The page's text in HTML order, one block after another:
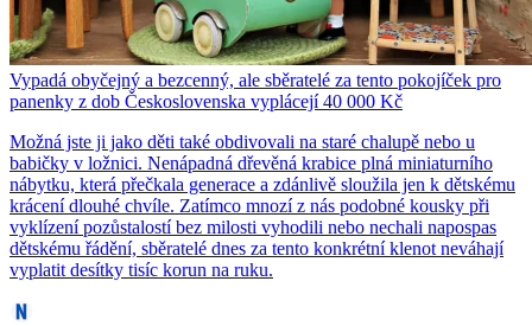
Vypadá obyčejný a bezcenný, ale sběratelé za tento pokojíček pro
panenky z dob Československa vyplácejí 40 000 Kč
Možná jste ji jako děti také obdivovali na staré chalupě nebo u
babičky v ložnici. Nenápadná dřevěná krabice plná miniaturního
nábytku, která přečkala generace a zdánlivě sloužila jen k dětskému
krácení dlouhé chvíle. Zatímco mnozí z nás podobné kousky při
vyklízení pozůstalostí bez milosti vyhodili nebo nechali napospas
dětskému řádění, sběratelé dnes za tento konkrétní klenot neváhají
vyplatit desítky tisíc korun na ruku.